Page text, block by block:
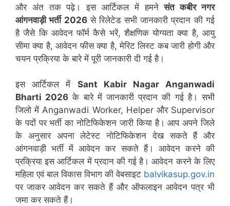
और अंत तक पढ़े। इस आर्टिकल में हमनेसंत कबीर नगर
आंगनवाड़ी भर्ती 2026से रिलेटेड सभी जानकारी प्रदान की गई
है जैसे कि आवेदन फॉर्म कैसे भरें, शैक्षणिक योग्यता क्या है, आयु
सीमा क्या है, आवेदन फीस क्या है, मेरिट लिस्ट कब जारी होगी और
चयन प्रक्रिया के बारे में पूरी जानकारी दी गई है।
इस आर्टिकल में Sant Kabir Nagar Anganwadi
Bharti 2026 के बारे में जानकारी प्रदान की गई है। सभी
जिलो में Anganwadi Worker, Helper और Supervisor
के पदों पर भर्ती का नोटिफिकेशन जारी किया है। आप अपने जिले
के अनुसार अपना लेटेस्ट नोटिफिकेशन देख सकते हैं और
आंगनवाड़ी भर्ती में आवेदन कर सकते हैं। आवेदन करने की
प्रक्रिया इस आर्टिकल में प्रदान की गई है। आवेदन करने के लिए
महिला एवं बाल विकास विभाग की वेबसाइट balvikasup.gov.in
पर जाकर आवेदन कर सकते हैं और ऑफलाइन आवेदन पत्र भी
जमा कर सकते हैं।